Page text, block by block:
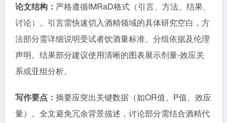
论文结构： 严格遵循IMRaD格式（引言、方法、结果、
讨论）。引言需快速切入酒精领域的具体研究空白，方
法部分需详细说明受试者饮酒量标准、分组依据及伦理
声明。结果部分建议使用清晰的图表展示剂量-效应关
系或亚组分析。
写作要点： 摘要应突出关键数据（如OR值、P值、效应
量）。全文避免冗余背景描述，讨论部分需结合酒精代